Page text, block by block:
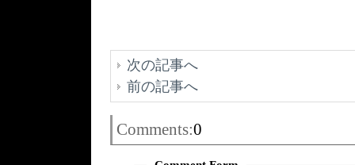
次の記事へ
前の記事へ
Comments:0